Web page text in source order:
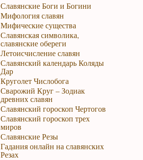
Славянские Боги и Богини
Мифология славян
Мифические существа
Славянская символика,
славянские обереги
Летоисчисление славян
Славянский календарь Коляды
Дар
Круголет Числобога
Сварожий Круг – Зодиак
древних славян
Славянский гороскоп Чертогов
Славянский гороскоп трех
миров
Славянские Резы
Гадания онлайн на славянских
Резах